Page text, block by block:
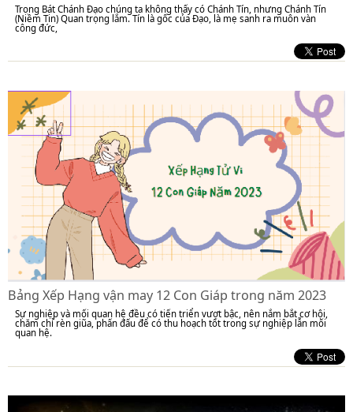
Trong Bát Chánh Đạo chúng ta không thấy có Chánh Tín, nhưng Chánh Tín
(Niềm Tin) Quan trọng lắm. Tín là gốc của Đạo, là mẹ sanh ra muôn vàn
công đức,
Bảng Xếp Hạng vận may 12 Con Giáp trong năm 2023
Sự nghiệp và mối quan hệ đều có tiến triển vượt bậc, nên nắm bắt cơ hội,
chăm chỉ rèn giũa, phấn đấu để có thu hoạch tốt trong sự nghiệp lẫn mối
quan hệ.